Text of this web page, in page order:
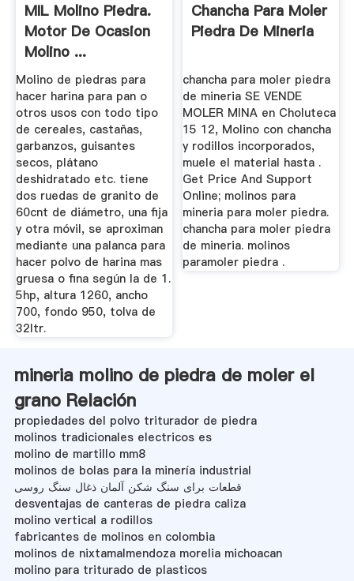
MIL Molino Piedra.
Motor De Ocasion
Molino ...
Molino de piedras para
hacer harina para pan o
otros usos con todo tipo
de cereales, castañas,
garbanzos, guisantes
secos, plátano
deshidratado etc. tiene
dos ruedas de granito de
60cnt de diámetro, una fija
y otra móvil, se aproximan
mediante una palanca para
hacer polvo de harina mas
gruesa o fina según la de 1.
5hp, altura 1260, ancho
700, fondo 950, tolva de
32ltr.
Chancha Para Moler
Piedra De Mineria
chancha para moler piedra
de mineria SE VENDE
MOLER MINA en Choluteca
15 12, Molino con chancha
y rodillos incorporados,
muele el material hasta .
Get Price And Support
Online; molinos para
mineria para moler piedra.
chancha para moler piedra
de mineria. molinos
paramoler piedra .
mineria molino de piedra de moler el
grano Relación
propiedades del polvo triturador de piedra
molinos tradicionales electricos es
molino de martillo mm8
molinos de bolas para la minería industrial
قطعات برای سنگ شکن آلمان ذغال سنگ روسی
desventajas de canteras de piedra caliza
molino vertical a rodillos
fabricantes de molinos en colombia
molinos de nixtamalmendoza morelia michoacan
molino para triturado de plasticos